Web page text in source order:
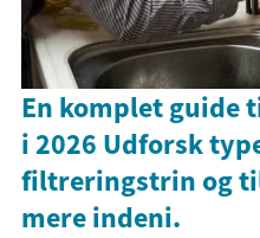
En komplet guide
i 2026 Udforsk
filtreringstrin og
mere indeni.